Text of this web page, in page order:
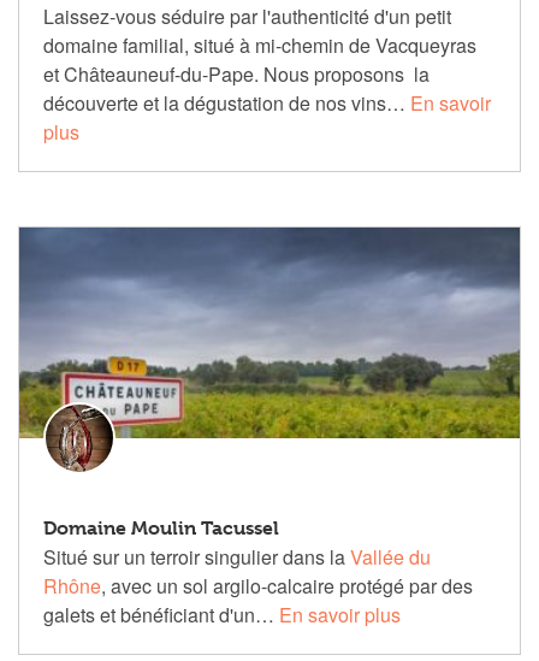
Laissez-vous séduire par l'authenticité d'un petit
domaine familial, situé à mi-chemin de Vacqueyras
et Châteauneuf-du-Pape. Nous proposons la
découverte et la dégustation de nos vins… En savoir
plus
Domaine Moulin Tacussel
Situé sur un terroir singulier dans laVallée du
Rhône, avec un sol argilo-calcaire protégé par des
galets et bénéficiant d'un… En savoir plus